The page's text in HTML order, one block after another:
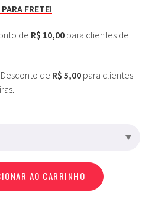
FRETE!
de R$ 10,00 para clientes de
de R$ 5,00 para clientes
AO CARRINHO